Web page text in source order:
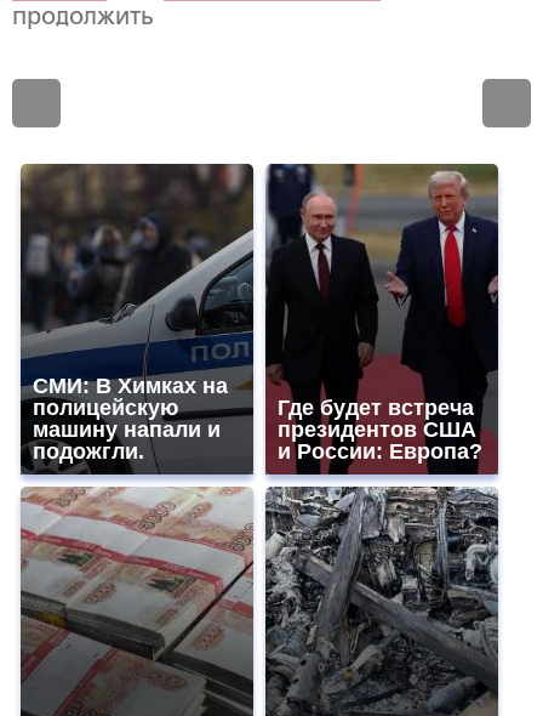
продолжить
СМИ: В Химках на
полицейскую
машину напали и
подожгли.
Где будет встреча
президентов США
и России: Европа?